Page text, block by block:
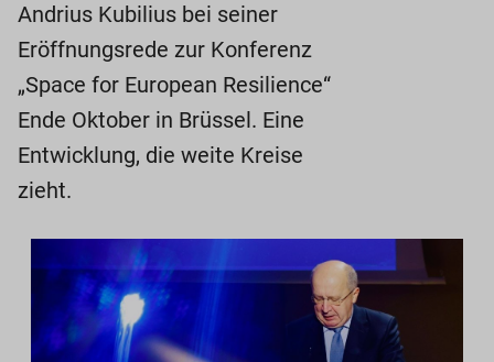
Andrius Kubilius bei seiner
Eröffnungsrede zur Konferenz
„Space for European Resilience“
Ende Oktober in Brüssel. Eine
Entwicklung, die weite Kreise
zieht.